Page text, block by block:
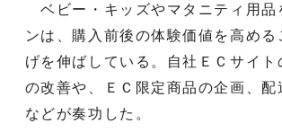
ベビー・キッズやマタニティ用品
ンは、購入前後の体験価値を高める
げを伸ばしている。自社ＥＣサイト
の改善や、ＥＣ限定商品の企画、配
などが奏功した。